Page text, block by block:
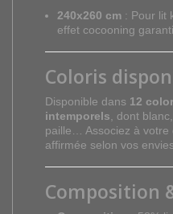
240x260 cm : Pour lit
effet cocooning garanti.
Coloris
Disponible dans 12
intemporels , dont
paille… Associez à votre
affirmée selon vos envies.
Composition